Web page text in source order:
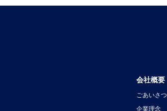
会社概要
ごあいさつ
企業理念